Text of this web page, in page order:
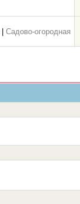
Садово-огородная